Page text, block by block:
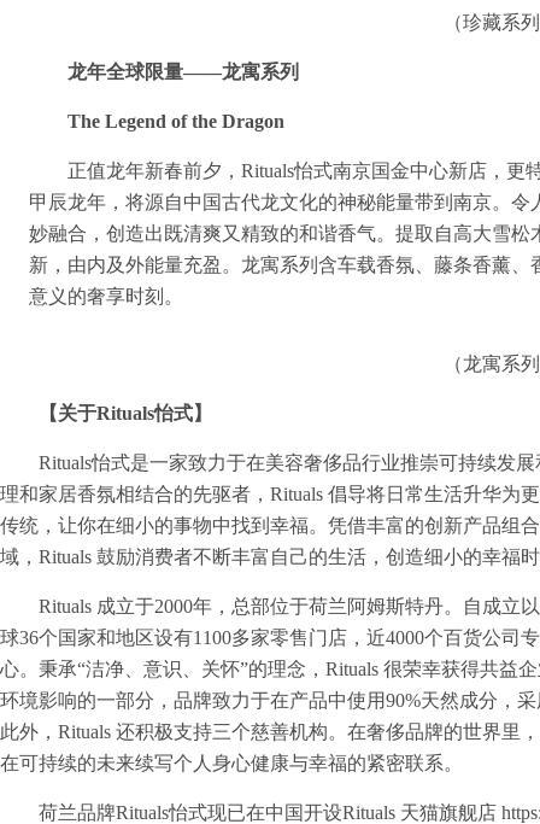
（珍藏系
龙年全球限量——龙寓系列
The Legend of the Dragon
正值龙年新春前夕，Rituals怡式南京国金中心新店，
甲辰龙年，将源自中国古代龙文化的神秘能量带到南京。
妙融合，创造出既清爽又精致的和谐香气。提取自高大雪
新，由内及外能量充盈。龙寓系列含车载香氛、藤条香薰
意义的奢享时刻。
（龙寓系
【关于Rituals怡式】
Rituals怡式是一家致力于在美容奢侈品行业推崇可持续发
理和家居香氛相结合的先驱者，Rituals 倡导将日常生活升华为
传统，让你在细小的事物中找到幸福。凭借丰富的创新产品组
域，Rituals 鼓励消费者不断丰富自己的生活，创造细小的幸福
Rituals 成立于2000年，总部位于荷兰阿姆斯特丹。自成立
球36个国家和地区设有1100多家零售门店，近4000个百货公司
心。秉承“洁净、意识、关怀”的理念，Rituals 很荣幸获得共益
环境影响的一部分，品牌致力于在产品中使用90%天然成分，
此外，Rituals 还积极支持三个慈善机构。在奢侈品牌的世界里
在可持续的未来续写个人身心健康与幸福的紧密联系。
荷兰品牌Rituals怡式现已在中国开设Rituals 天猫旗舰店